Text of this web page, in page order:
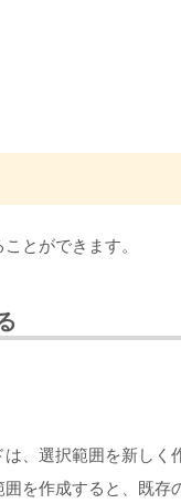
とができます。
、選択範囲を新し
を作成すると、既